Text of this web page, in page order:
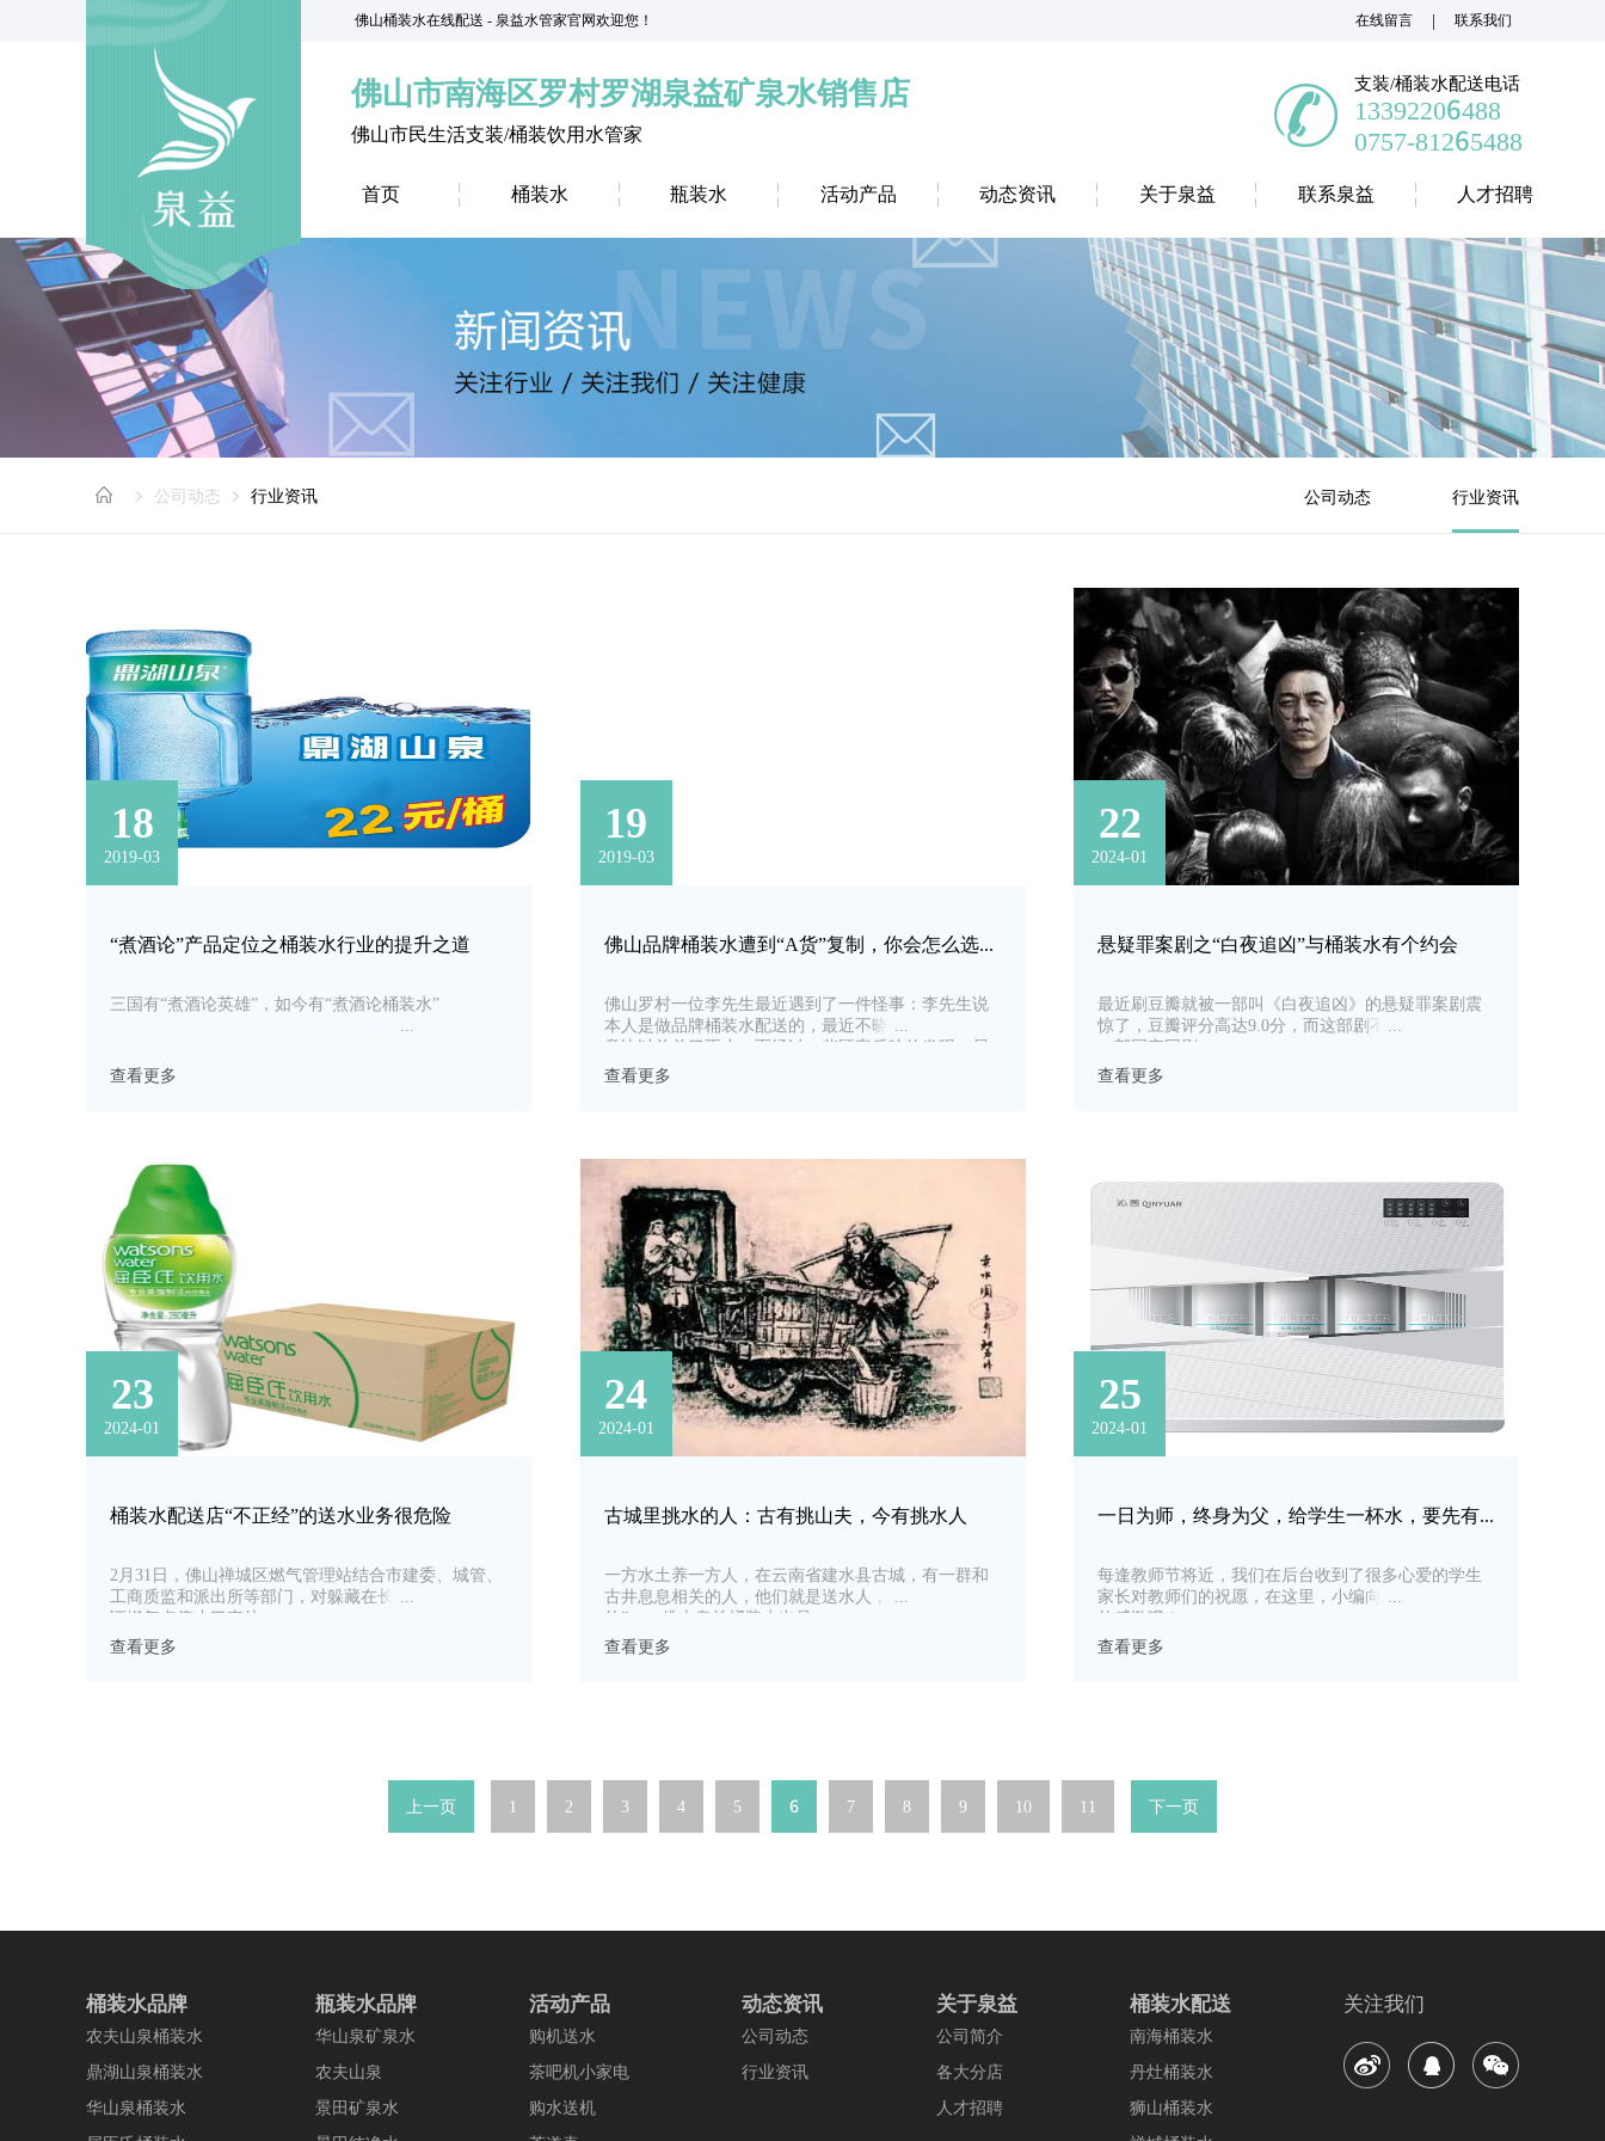
佛山桶装水在线配送 - 泉益水管家官网欢迎您！ 在线留言 | 联系我们
佛山市南海区罗村罗湖泉益矿泉水销售店
佛山市民生活支装/桶装饮用水管家
支装/桶装水配送电话
13392206488
0757-81265488
首页 桶装水 瓶装水 活动产品 动态资讯 关于泉益 联系泉益 人才招聘
公司动态 行业资讯 公司动态 行业资讯
18
2019-03
“煮酒论”产品定位之桶装水行业的提升之道
三国有“煮酒论英雄”，如今有“煮酒论桶装水”
查看更多
19
2019-03
佛山品牌桶装水遭到“A货”复制，你会怎么选择？
佛山罗村一位李先生最近遇到了一件怪事：李先生说
本人是做品牌桶装水配送的，最近不晓得为什么，生
意比以前差了不少。而经过一些顾客反映他发现，居
然有人在卖跟他相同品牌的桶装水，价钱却比他低很
多。官方统一定的价，为什么会呈现低价桶装水水
查看更多
22
2024-01
悬疑罪案剧之“白夜追凶”与桶装水有个约会
最近刷豆瓣就被一部叫《白夜追凶》的悬疑罪案剧震
惊了，豆瓣评分高达9.0分，而这部剧不是美剧，而是
一部国产网剧。
查看更多
23
2024-01
桶装水配送店“不正经”的送水业务很危险
​2月31日，佛山禅城区燃气管理站结合市建委、城管、
工商质监和派出所等部门，对躲藏在长简村一带的无
证燃气点停止了查处。
查看更多
24
2024-01
古城里挑水的人：古有挑山夫，今有挑水人
一方水土养一方人，在云南省建水县古城，有一群和
古井息息相关的人，他们就是送水人，人称“挑水卖
的”。 --佛山泉益桶装水出品
查看更多
25
2024-01
​每逢教师节将近，我们在后台收到了很多心爱的学生
家长对教师们的祝愿，在这里，小编向大家表示衷心
的感激哦！
查看更多
上一页 1 2 3 4 5 6 7 8 9 10 11 下一页
桶装水品牌
农夫山泉桶装水
鼎湖山泉桶装水
华山泉桶装水
瓶装水品牌
华山泉矿泉水
农夫山泉
景田矿泉水
活动产品
购机送水
茶吧机小家电
购水送机
动态资讯
公司动态
行业资讯
关于泉益
公司简介
各大分店
人才招聘
桶装水配送
南海桶装水
丹灶桶装水
狮山桶装水
关注我们